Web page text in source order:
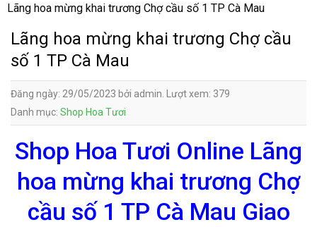
Lãng hoa mừng khai trương Chợ cầu số 1 TP Cà Mau
Lãng hoa mừng khai trương Chợ cầu
số 1 TP Cà Mau
Đăng ngày: 29/05/2023 bởi admin. Lượt xem: 379
Danh mục: Shop Hoa Tươi
Shop Hoa Tươi Online Lãng
hoa mừng khai trương Chợ
cầu số 1 TP Cà Mau Giao